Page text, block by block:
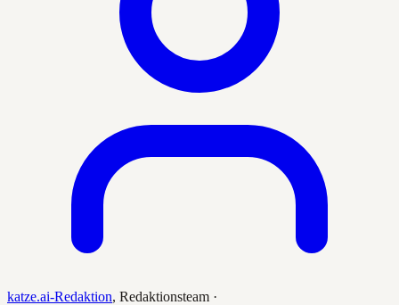
katze.ai-Redaktion, Redaktionsteam ·